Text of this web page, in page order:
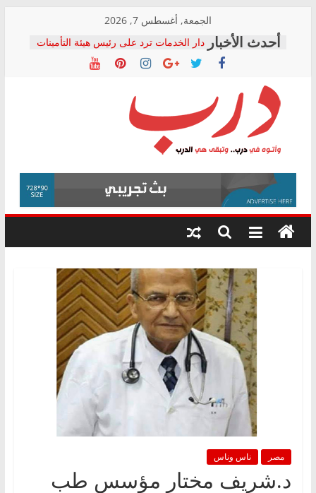
content
الجمعة, أغسطس 7, 2026
دار الخدمات ترد على رئيس هيئة التأمينات
بعد مؤتمره الصحفي: إنكار الأزمة لا ينهي
معاناة أصحاب المعاشات.. ونطالب بكشف
فرحات سليمان يكتب: القطاع الصحي إلى
أين؟
حزب التحالف الشعبي يطلق لجنة “الحق
في الصحة” بالإسكندرية لرصد الانتهاكات
ودعم المرضى
الوزاري لمدينة الصحفيين.. وانتهاء أعمال
إنشاء المبنى الإداري
المجلس القومي لحقوق الإنسان يعلن
متابعة قضية الدكتور محمد زهران.. ويؤكد:
قرينة البراءة وضمانات المحاكمة العادلة
درب
وأتوه
درب..
وتبقى
هي
مصر ناس وناس
د.شريف مختار مؤسس طب